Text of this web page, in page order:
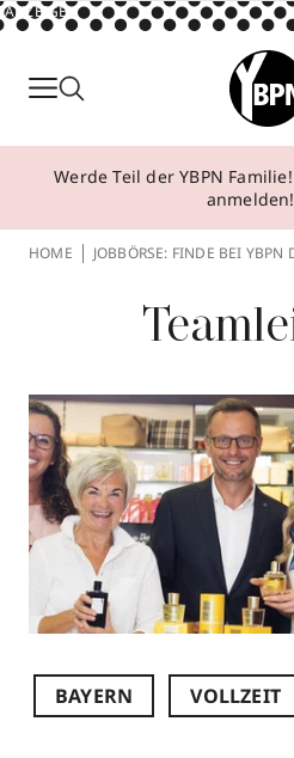
ANZEIGE
Parfum
Make-up
Behandlungen
Über YBPN
Aktionen
Storefinder
Werde Teil der YBPN
HOME JOBBÖRSE: FINDE BEI YBPN
BAYERN VOLLZEIT